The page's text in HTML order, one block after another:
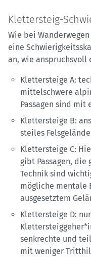
Klettersteig-
Wie bei
eine
an, wie anspruchsvoll
Klettersteige A:
mittelschwere
Passagen sind mit
Klettersteige B:
steiles
Klettersteige C:
gibt Passagen, die
Technik sind
mögliche mentale
ausgesetztem
Klettersteige D:
senkrechte und
mit weniger